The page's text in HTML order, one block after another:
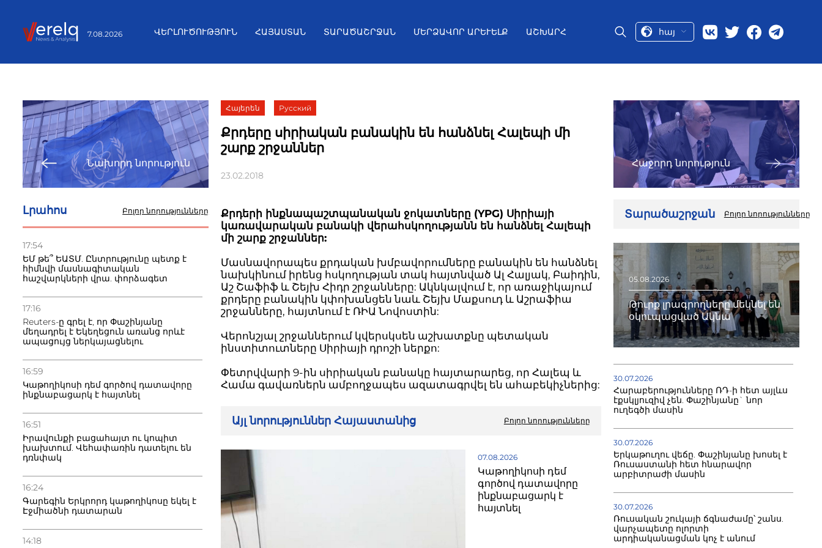
7.08.2026 ՎԵՐԼՈՒԾՈՒԹՅՈՒՆ ՀԱՅԱՍՏԱՆ ՏԱՐԱԾԱՇՐՋԱՆ ՄԵՐՁԱՎՈՐ ԱՐԵՒԵԼՔ ԱՇԽԱՐՀ հայ
Նախորդ նորություն
Լրահոս Բոլոր նորությունները
17:54
ԵՄ թե՞ ԵԱՏՄ. Ընտրությունը պետք է
հիմնվի մասնագիտական
հաշվարկների վրա. փորձագետ
17:16
Reuters-ը գրել է, որ Փաշինյանը
մեղադրել է Եկեղեցուն առանց որևէ
ապացույց ներկայացնելու
16:59
Կաթողիկոսի դեմ գործով դատավորը
ինքնաբացարկ է հայտնել
16:51
Իրավունքի բացահայտ ու կոպիտ
խախտում. Վեհափառին դատելու են
դռնփակ
16:24
Գարեգին Երկրորդ կաթողիկոսը եկել է
Էջմիածնի դատարան
14:18
Հայերեն Русский
Քրդերը սիրիական բանակին են հանձնել Հալեպի մի
շարք շրջաններ
23.02.2018
Քրդերի ինքնապաշտպանական ջոկատները (YPG) Սիրիայի
կառավարական բանակի վերահսկողությանն են հանձնել Հալեպի
մի շարք շրջաններ:
Մասնավորապես քրդական խմբավորումները բանակին են հանձնել
նախկինում իրենց հսկողության տակ հայտնված Ալ Հալյակ, Բաիդին,
Աշ Շաֆիֆ և Շեյխ Հիդր շրջանները: Ակնկալվում է, որ առաջիկայում
քրդերը բանակին կփոխանցեն նաև Շեյխ Մաքսուդ և Աշրաֆիա
շրջանները, հայտնում է ՌԻԱ Նովոստին:
Վերոնշյալ շրջաններում կվերսկսեն աշխատքնը պետական
ինստիտուտները Սիրիայի դրոշի ներքո:
Փետրվվարի 9-ին սիրիական բանակը հայտարարեց, որ Հալեպ և
Համա գավառներն ամբողջապես ազատագրվել են ահաբեկիչներից:
Այլ նորություններ Հայաստանից Բոլոր նորությունները
07.08.2026
Կաթողիկոսի դեմ
գործով դատավորը
ինքնաբացարկ է
հայտնել
Հաջորդ նորություն
Տարածաշրջան Բոլոր նորությունները
05.08.2026
Թուրք լրագրողները մեկնել են
օկուպացված Ակնա
30.07.2026
Հարաբերությունները ՌԴ-ի հետ այլևս
էքսկլյուզիվ չեն. Փաշինյանը` նոր
ուղեգծի մասին
30.07.2026
Երկաթուղու վեճը. Փաշինյանը խոսել է
Ռուսաստանի հետ հնարավոր
արբիտրաժի մասին
30.07.2026
Ռուսական շուկայի ճգնաժամը՝ շանս.
վարչապետը ոլորտի
արդիականացման կոչ է անում